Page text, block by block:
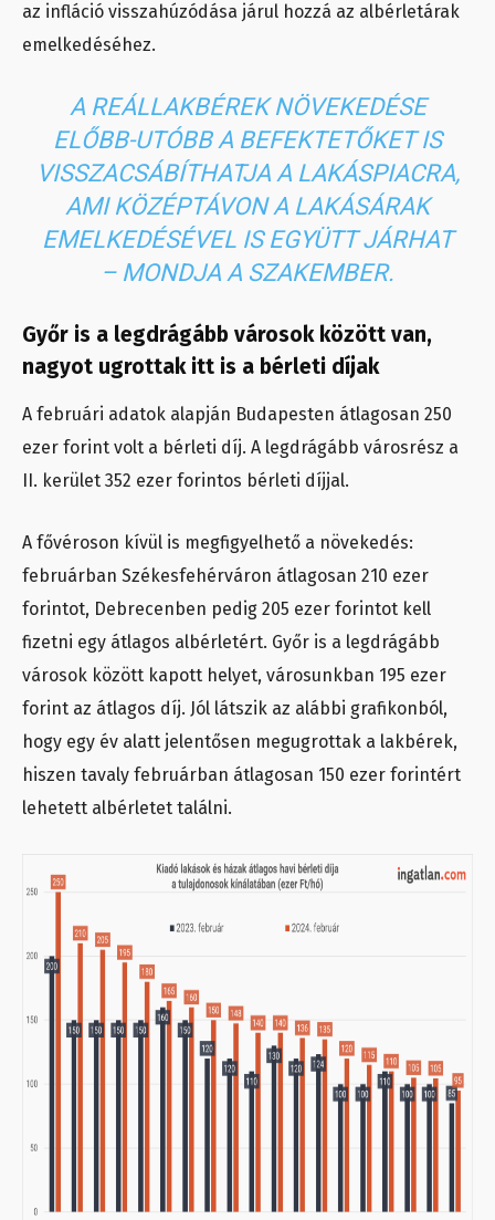
az infláció visszahúzódása járul hozzá az albérletárak
emelkedéséhez.
A REÁLLAKBÉREK NÖVEKEDÉSE
ELŐBB-UTÓBB A BEFEKTETŐKET IS
VISSZACSÁBÍTHATJA A LAKÁSPIACRA,
AMI KÖZÉPTÁVON A LAKÁSÁRAK
EMELKEDÉSÉVEL IS EGYÜTT JÁRHAT
– MONDJA A SZAKEMBER.
Győr is a legdrágább városok között van,
nagyot ugrottak itt is a bérleti díjak
A februári adatok alapján Budapesten átlagosan 250
ezer forint volt a bérleti díj. A legdrágább városrész a
II. kerület 352 ezer forintos bérleti díjjal.
A fővéroson kívül is megfigyelhető a növekedés:
februárban Székesfehérváron átlagosan 210 ezer
forintot, Debrecenben pedig 205 ezer forintot kell
fizetni egy átlagos albérletért. Győr is a legdrágább
városok között kapott helyet, városunkban 195 ezer
forint az átlagos díj. Jól látszik az alábbi grafikonból,
hogy egy év alatt jelentősen megugrottak a lakbérek,
hiszen tavaly februárban átlagosan 150 ezer forintért
lehetett albérletet találni.